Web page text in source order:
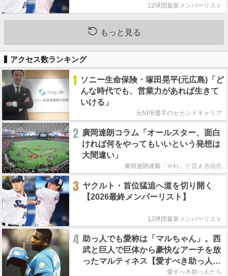
12球団最新メンバーリスト
もっと見る
アクセス数ランキング
1 ソニー生命保険・塚田晃平(元広島)「ど
んな時代でも、営業力があれば生きて
いける」
元NPB選手のセカンドキャリア
2 廣岡達朗コラム「オールスター、面白
ければ何をやってもいいという発想は
大間違い」
廣岡達朗連載「やれ」と言える信念
3 ヤクルト・首位猛追へ道を切り開く
【2026最終メンバーリスト】
12球団最新メンバーリスト
4 助っ人でも愛称は「マルちゃん」。西
武と巨人で巨体から豪快なアーチを放
ったマルティネス【愛すべき助っ人た
愛すべき助っ人たち